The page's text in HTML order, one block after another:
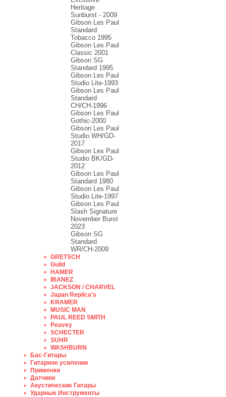
Heritage
Sunburst - 2009
Gibson Les Paul
Standard
Tobacco 1995
Gibson Les Paul
Classic 2001
Gibson SG
Standard 1995
Gibson Les Paul
Studio Lite-1993
Gibson Les Paul
Standard
CH/CH-1996
Gibson Les Paul
Gothic-2000
Gibson Les Paul
Studio WH/GD-
2017
Gibson Les Paul
Studio BK/GD-
2012
Gibson Les Paul
Standard 1980
Gibson Les Paul
Studio Lite-1997
Gibson Les Paul
Slash Signature
November Burst
2023
Gibson SG
Standard
WR/CH-2009
GRETSCH
Guild
HAMER
IBANEZ
JACKSON / CHARVEL
Japan Replica's
KRAMER
MUSIC MAN
PAUL REED SMITH
Peavey
SCHECTER
SUHR
WASHBURN
Бас-Гитары
Гитарное усиление
Примочки
Датчики
Акустические Гитары
Ударные Инструменты